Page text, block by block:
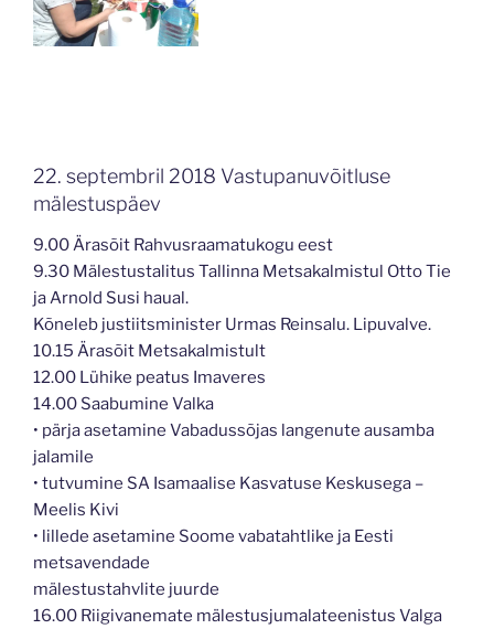
22. septembril 2018 Vastupanuvõitluse
mälestuspäev
9.00 Ärasõit Rahvusraamatukogu eest
9.30 Mälestustalitus Tallinna Metsakalmistul Otto Tie
ja Arnold Susi haual.
Kõneleb justiitsminister Urmas Reinsalu. Lipuvalve.
10.15 Ärasõit Metsakalmistult
12.00 Lühike peatus Imaveres
14.00 Saabumine Valka
• pärja asetamine Vabadussõjas langenute ausamba
jalamile
• tutvumine SA Isamaalise Kasvatuse Keskusega –
Meelis Kivi
• lillede asetamine Soome vabatahtlike ja Eesti
metsavendade
mälestustahvlite juurde
16.00 Riigivanemate mälestusjumalateenistus Valga